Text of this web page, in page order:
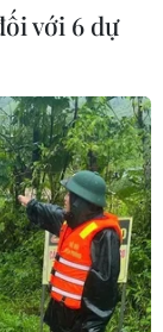
với 6 dự